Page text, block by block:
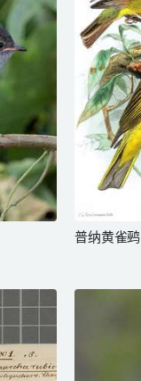
普纳黄雀鹀